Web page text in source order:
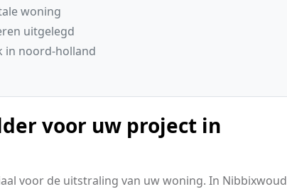
woning
uitgelegd
in noord-holland
voor uw project in
voor de uitstraling van uw woning. In Nibbixwoud